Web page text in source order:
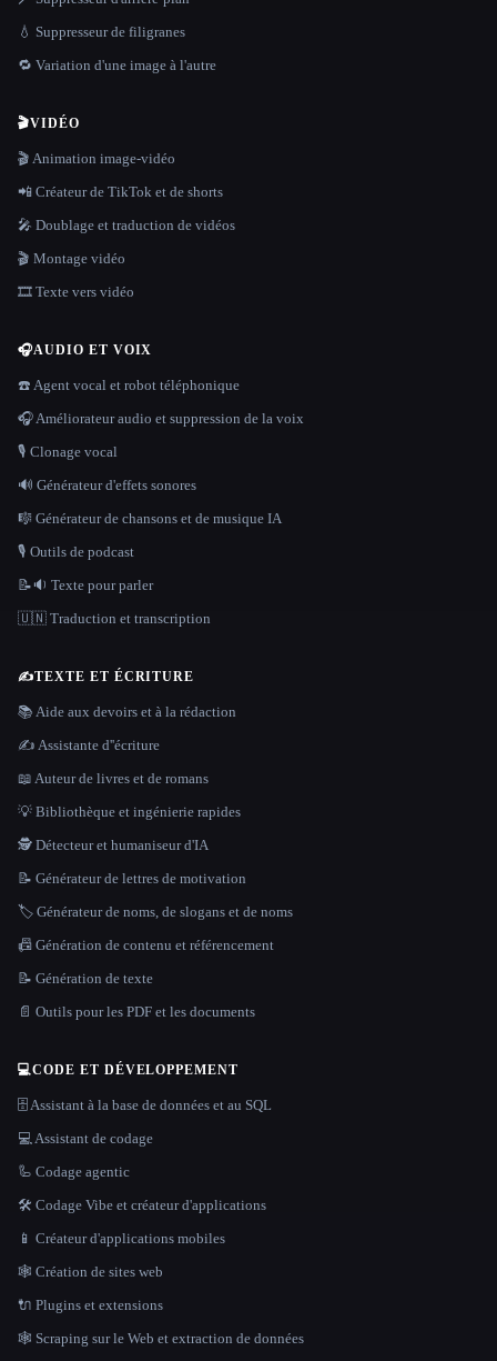
💧 Suppresseur de filigranes
🔁 Variation d'une image à l'autre
🎬VIDÉO
🎬 Animation image-vidéo
📲 Créateur de TikTok et de shorts
🎤 Doublage et traduction de vidéos
🎬 Montage vidéo
🎞️ Texte vers vidéo
🎧AUDIO ET VOIX
☎️ Agent vocal et robot téléphonique
🎧 Améliorateur audio et suppression de la voix
🎙️ Clonage vocal
🔊 Générateur d'effets sonores
🎼 Générateur de chansons et de musique IA
🎙️ Outils de podcast
📝🔉 Texte pour parler
🇺🇳 Traduction et transcription
✍️TEXTE ET ÉCRITURE
📚 Aide aux devoirs et à la rédaction
✍️ Assistante d''écriture
📖 Auteur de livres et de romans
💡 Bibliothèque et ingénierie rapides
🕵️ Détecteur et humaniseur d'IA
📝 Générateur de lettres de motivation
🏷️ Générateur de noms, de slogans et de noms
📠 Génération de contenu et référencement
📝 Génération de texte
📄 Outils pour les PDF et les documents
💻CODE ET DÉVELOPPEMENT
🗄️ Assistant à la base de données et au SQL
💻 Assistant de codage
🦾 Codage agentic
🛠️ Codage Vibe et créateur d'applications
📱 Créateur d'applications mobiles
🕸 Création de sites web
🔌 Plugins et extensions
🕸️ Scraping sur le Web et extraction de données